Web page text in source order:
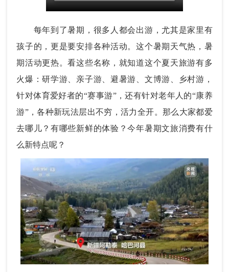
每年到了暑期，很多人都会出游，尤其是家里有
孩子的，更是要安排各种活动。这个暑期天气热，暑
期活动更热。看这些名称，就知道这个夏天旅游有多
火爆：研学游、亲子游、避暑游、文博游、乡村游，
针对体育爱好者的“赛事游”，还有针对老年人的“康养
游”，各种新玩法层出不穷，活力全开。那么大家都爱
去哪儿？有哪些新鲜的体验？今年暑期文旅消费有什
么新特点呢？